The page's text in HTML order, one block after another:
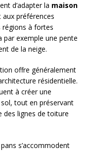
d’adapter la maison
préférences
régions à fortes
par exemple une pente
de la neige.
offre généralement
résidentielle.
à créer une
tout en préservant
des lignes de toiture
s’accommodent